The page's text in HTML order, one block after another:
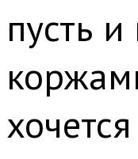
пусть